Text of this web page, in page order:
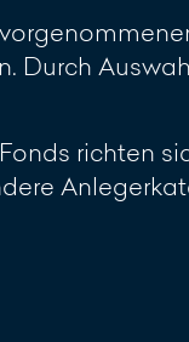
Durch
richten